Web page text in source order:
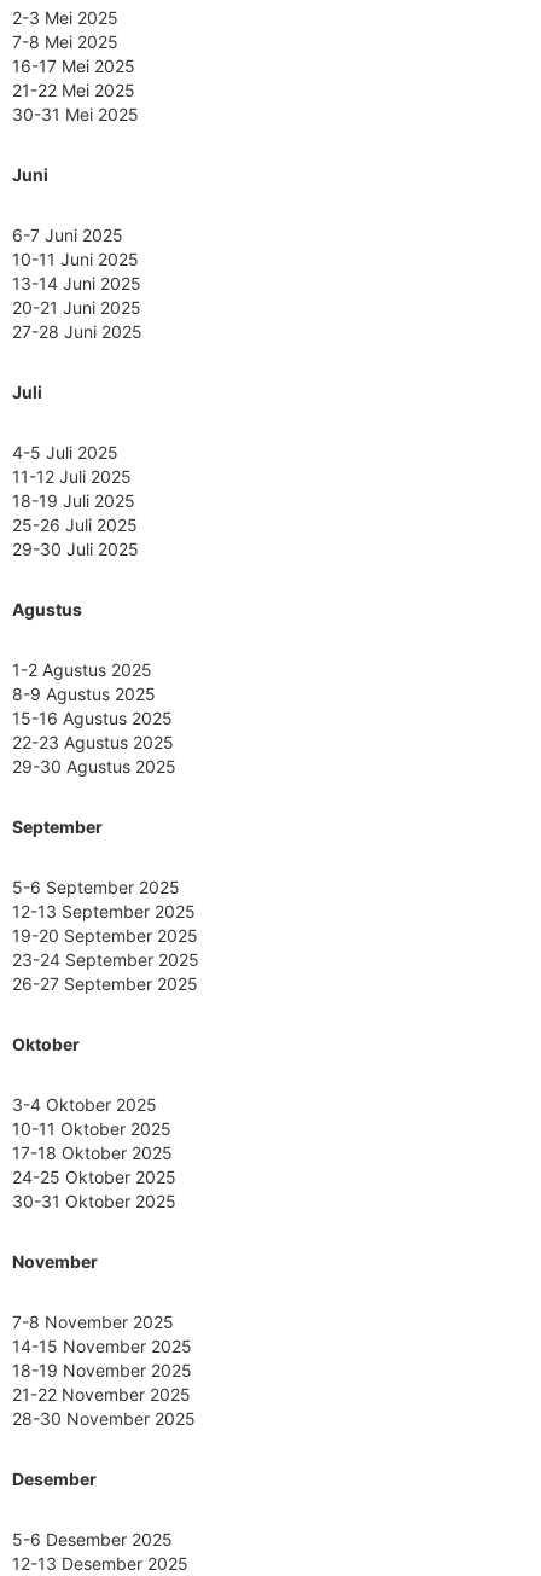
2-3 Mei 2025
7-8 Mei 2025
16-17 Mei 2025
21-22 Mei 2025
30-31 Mei 2025
Juni
6-7 Juni 2025
10-11 Juni 2025
13-14 Juni 2025
20-21 Juni 2025
27-28 Juni 2025
Juli
4-5 Juli 2025
11-12 Juli 2025
18-19 Juli 2025
25-26 Juli 2025
29-30 Juli 2025
Agustus
1-2 Agustus 2025
8-9 Agustus 2025
15-16 Agustus 2025
22-23 Agustus 2025
29-30 Agustus 2025
September
5-6 September 2025
12-13 September 2025
19-20 September 2025
23-24 September 2025
26-27 September 2025
Oktober
3-4 Oktober 2025
10-11 Oktober 2025
17-18 Oktober 2025
24-25 Oktober 2025
30-31 Oktober 2025
November
7-8 November 2025
14-15 November 2025
18-19 November 2025
21-22 November 2025
28-30 November 2025
Desember
5-6 Desember 2025
12-13 Desember 2025